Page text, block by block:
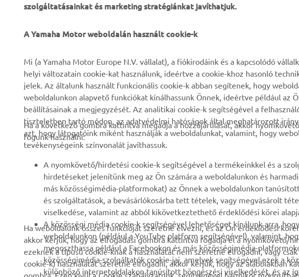
Rólunk
Hírek és Promóciók
Sajtó
Munka a Yamahánál
Legyen kereskedő
Emberi jogi szabályzat
Fenntarthatósági
alapirányelv
Bejelentés elküldése
eBike rendszerek
Hatóságok
Gyors beavatkozók
Motoros iskola
Robotics
Partnerségek
Műszaki információk
független szervizeknek
Yamalube Safety Data
Sheets
Yamaha Music
Yamaha Racing
Yamaha Motor Global
szolgáltatásainkat és marketing stratégiánkat javíthatjuk.
A Yamaha Motor weboldalán használt cookie-k
Mi (a Yamaha Motor Europe N.V. vállalat), a fiókirodáink és a kapcsolódó
helyi változatain cookie-kat használunk, ideértve a cookie-khoz hasonló
jelek. Az általunk használt funkcionális cookie-k abban segítenek, hogy
weboldalunkon alapvető funkciókat kínálhassunk Önnek, ideértve például az
beállításainak a megjegyzését. Az analitikai cookie-k segítségével a
tiszteletben tartó módon, az adatvédelmi hatóságok által meghatározott
azt, hogy látogatóink miként használják a weboldalunkat, valamint, hogy
tevékenységeink színvonalát javíthassuk.
Ha a következő gombra kattintva megadja a hozzájárulását, akkor
fogunk használni:
A nyomkövető/hirdetési cookie-k segítségével a termékeinkkel és a
hirdetéseket jelenítünk meg az Ön számára a weboldalunkon és
más közösségimédia-platformokat) az Önnek a weboldalunkon
és szolgáltatások, a bevásárlókosárba tett tételek, vagy megvásárolt
viselkedése, valamint az abból kikövetkeztethető érdeklődési körei
A közösségi média cookie-k segítségével lehetőséget kínálunk arra,
weboldalunkon (például a YouTube platform segítségével), valamint,
megoszthassa például a Facebookon és más közösségimédia-
közösségimédia-szolgáltatók cookie-jai, amelyek segítségével ezek a
különböző internetoldalakon tanúsított böngészési viselkedését, és az
Ha weboldalunk összes funkcióját szeretné élvezni, és az Ön érdeklődési
akkor kérjük, hogy az elfogadási gombra kattintva fogadja el a nyomkövető/
ezeknek a típusú cookie-knak a használatát nem szeretné elfogadni, vagy
cookie-k) használatát szeretné elfogadni, akkor kérjük, hogy az alábbiakban
gombra. Ezen kívül a Cookie szabályzatunk segítségével bármikor